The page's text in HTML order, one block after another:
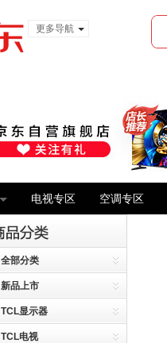
更多导航
电视专区 空调专区
全部分类
新品上市
TCL显示器
TCL电视